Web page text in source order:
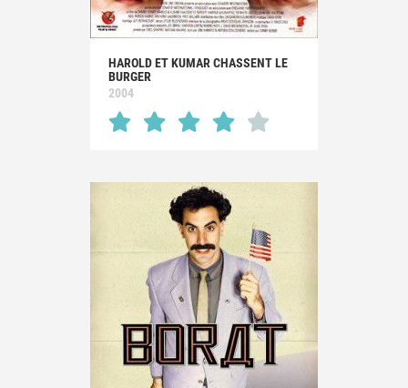
HAROLD ET KUMAR CHASSENT LE
BURGER
2004